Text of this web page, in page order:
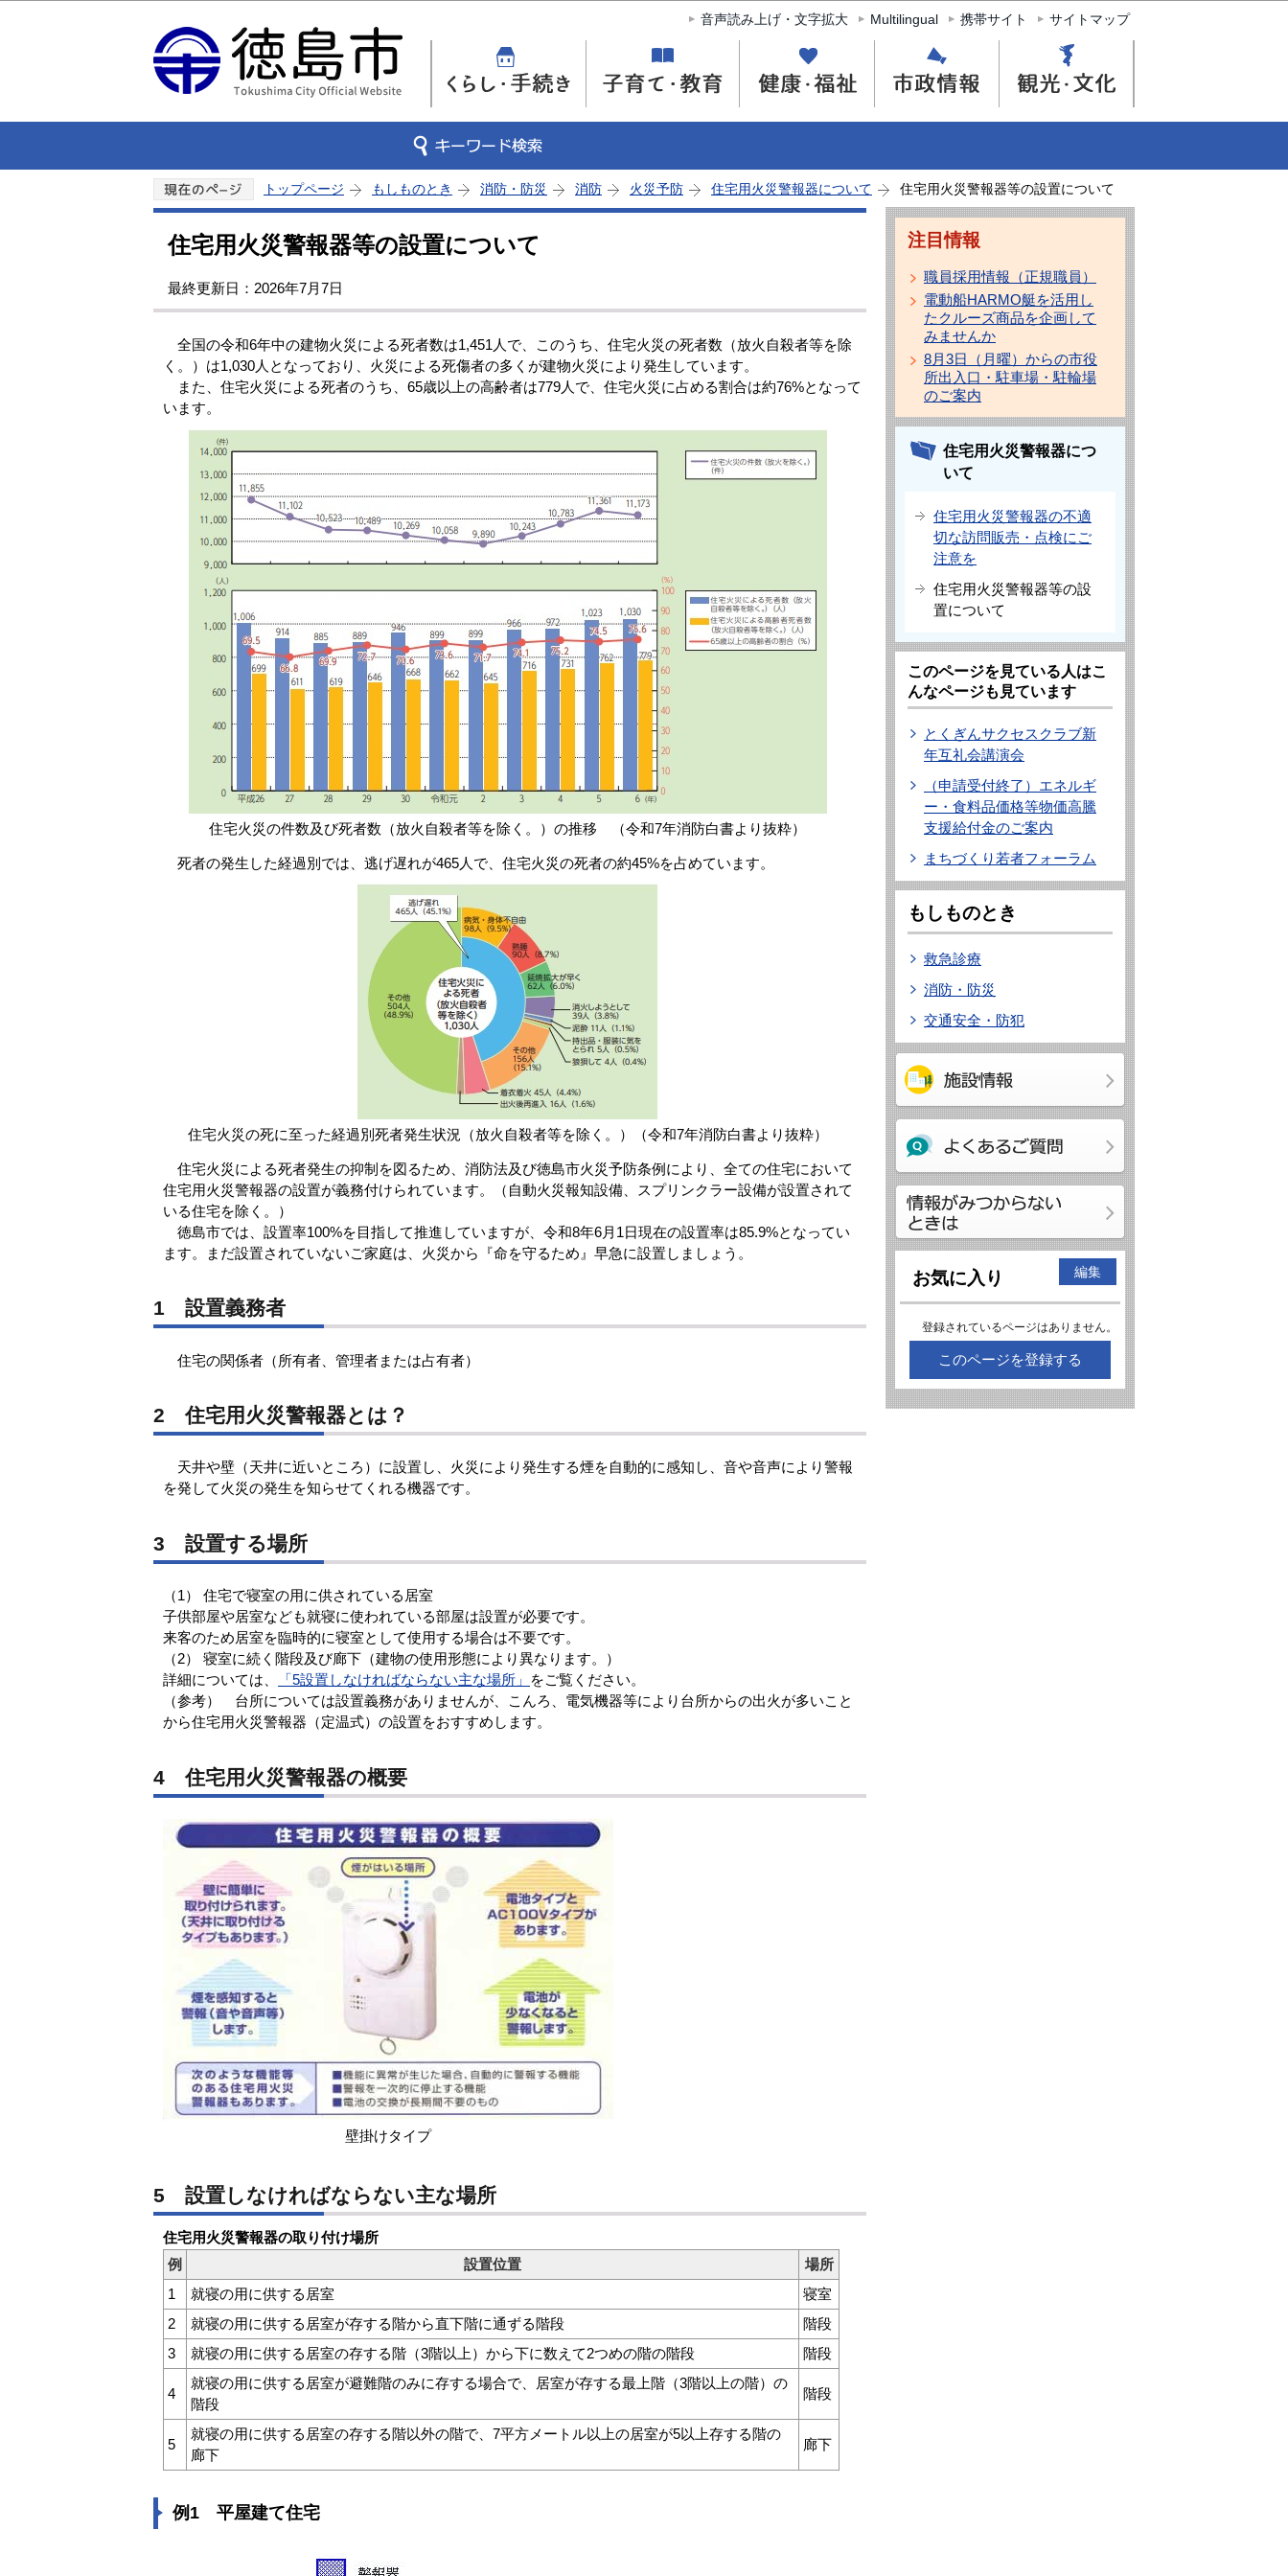
このページの本文へ移動
音声読み上げ・文字拡大 Multilingual 携帯サイト サイトマップ
トップページ もしものとき 消防・防災 消防 火災予防 住宅用火災警報器について 住宅用火災警報器等の設置について
住宅用火災警報器等の設置について
最終更新日：2026年7月7日
全国の令和6年中の建物火災による死者数は1,451人で、このうち、住宅火災の死者数（放火自殺者等を除
く。）は1,030人となっており、火災による死傷者の多くが建物火災により発生しています。
また、住宅火災による死者のうち、65歳以上の高齢者は779人で、住宅火災に占める割合は約76%となって
います。
住宅火災の件数及び死者数（放火自殺者等を除く。）の推移 （令和7年消防白書より抜粋）
死者の発生した経過別では、逃げ遅れが465人で、住宅火災の死者の約45%を占めています。
住宅火災の死に至った経過別死者発生状況（放火自殺者等を除く。）（令和7年消防白書より抜粋）
住宅火災による死者発生の抑制を図るため、消防法及び徳島市火災予防条例により、全ての住宅において
住宅用火災警報器の設置が義務付けられています。（自動火災報知設備、スプリンクラー設備が設置されて
いる住宅を除く。）
徳島市では、設置率100%を目指して推進していますが、令和8年6月1日現在の設置率は85.9%となってい
ます。まだ設置されていないご家庭は、火災から『命を守るため』早急に設置しましょう。
1 設置義務者
住宅の関係者（所有者、管理者または占有者）
2 住宅用火災警報器とは？
天井や壁（天井に近いところ）に設置し、火災により発生する煙を自動的に感知し、音や音声により警報
を発して火災の発生を知らせてくれる機器です。
3 設置する場所
（1） 住宅で寝室の用に供されている居室
子供部屋や居室なども就寝に使われている部屋は設置が必要です。
来客のため居室を臨時的に寝室として使用する場合は不要です。
（2） 寝室に続く階段及び廊下（建物の使用形態により異なります。）
詳細については、
「5設置しなければならない主な場所」
をご覧ください。
（参考） 台所については設置義務がありませんが、こんろ、電気機器等により台所からの出火が多いこと
から住宅用火災警報器（定温式）の設置をおすすめします。
4 住宅用火災警報器の概要
壁掛けタイプ
5 設置しなければならない主な場所
住宅用火災警報器の取り付け場所
例
設置位置
場所
1
就寝の用に供する居室
寝室
2
就寝の用に供する居室が存する階から直下階に通ずる階段
階段
3
就寝の用に供する居室の存する階（3階以上）から下に数えて2つめの階の階段 階段
4
就寝の用に供する居室が避難階のみに存する場合で、居室が存する最上階（3階以上の階）の
階段
階段
5
就寝の用に供する居室の存する階以外の階で、7平方メートル以上の居室が5以上存する階の
廊下
廊下
例1 平屋建て住宅
注目情報
職員採用情報（正規職員）
電動船HARMO艇を活用し
たクルーズ商品を企画して
みませんか
8月3日（月曜）からの市役
所出入口・駐車場・駐輪場
のご案内
住宅用火災警報器につ
いて
住宅用火災警報器の不適
切な訪問販売・点検にご
注意を
住宅用火災警報器等の設
置について
このページを見ている人はこ
んなページも見ています
とくぎんサクセスクラブ新
年互礼会講演会
（申請受付終了）エネルギ
ー・食料品価格等物価高騰
支援給付金のご案内
まちづくり若者フォーラム
もしものとき
救急診療
消防・防災
交通安全・防犯
お気に入り 編集
登録されているページはありません。
このページを登録する